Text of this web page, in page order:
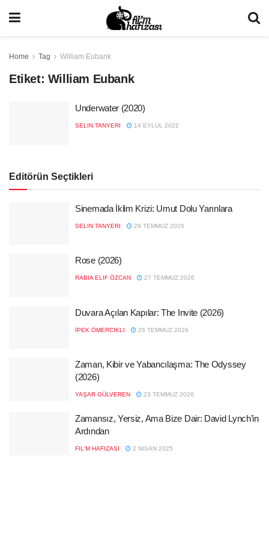
Home Tag William Eubank
Etiket: William Eubank
Underwater (2020)
SELIN TANYERI 14 EYLÜL 2022
Editörün Seçtikleri
Sinemada İklim Krizi: Umut Dolu Yarınlara
SELIN TANYERI 29 TEMMUZ 2026
Rose (2026)
RABIA ELIF ÖZCAN 27 TEMMUZ 2026
Duvara Açılan Kapılar: The Invite (2026)
İPEK ÖMERCIKLI 26 TEMMUZ 2026
Zaman, Kibir ve Yabancılaşma: The Odyssey
(2026)
YAŞAR GÜLVEREN 23 TEMMUZ 2026
Zamansız, Yersiz, Ama Bize Dair: David Lynch’in
Ardından
FIL'M HAFIZASI 2 NISAN 2025